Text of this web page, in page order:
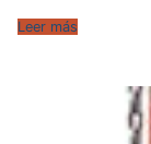
Leer más